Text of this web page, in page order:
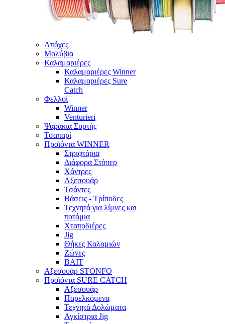
Απόχες
Μολύβια
Καλαμαριέρες
Καλαμαριέρες Winner
Καλαμαριέρες Sure
Catch
Φελλοί
Winner
Venturieri
Ψαράκια Συρτής
Τσαπαρί
Προϊόντα WINNER
Στριφτάρια
Διάφορα Στόπερ
Χάντρες
Αξεσουάρ
Τσάντες
Βάσεις - Τρίποδες
Τεχνητά για λίμνες και
ποτάμια
Χταποδιέρες
Jig
Θήκες Καλαμιών
Ζώνες
BAIT
Αξεσουάρ STONFO
Προϊόντα SURE CATCH
Αξεσουάρ
Παρελκόμενα
Τεχνητά Δολώματα
Αγκίστρια Jig